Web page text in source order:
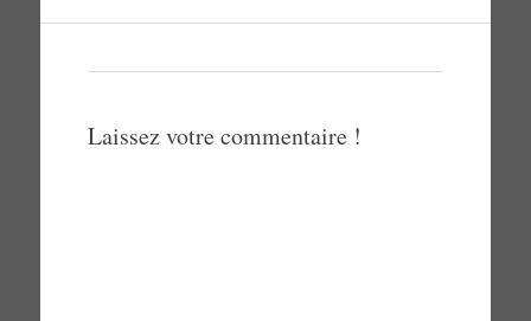
Laissez votre commentaire !